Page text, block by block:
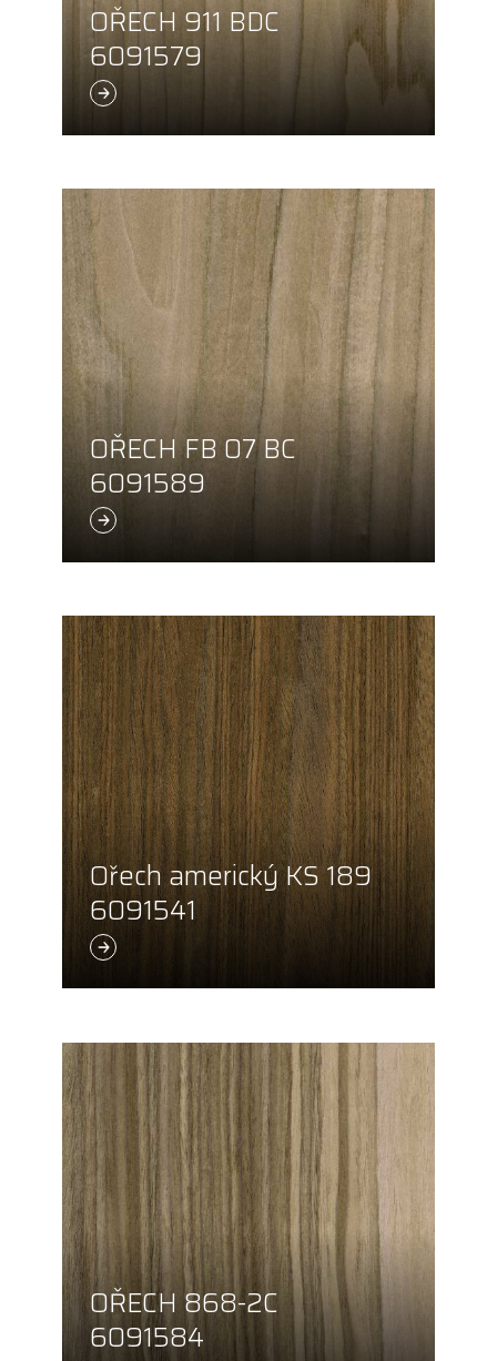
OŘECH 911 BDC
6091579
OŘECH FB 07 BC
6091589
Ořech americký KS 189
6091541
OŘECH 868-2C
6091584